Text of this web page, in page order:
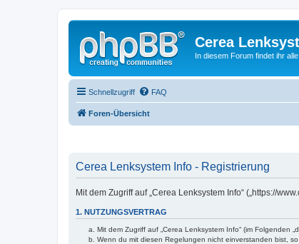
Cerea
In diesem Forum findet ihr
Schnellzugriff FAQ
Foren-Übersicht
Cerea Lenksystem Info - Registrierung
Mit dem Zugriff auf „Cerea Lenksystem Info“ („https://
1. NUTZUNGSVERTRAG
Mit dem Zugriff auf „Cerea Lenksystem Info“ (im Folgenden
Wenn du mit diesen Regelungen nicht einverstanden bist,